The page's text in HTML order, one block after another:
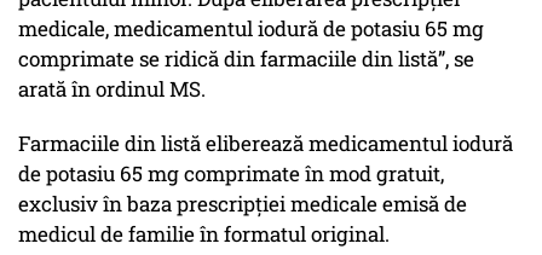
medicale, medicamentul iodură de potasiu 65 mg
comprimate se ridică din farmaciile din listă”, se
arată în ordinul MS.
Farmaciile din listă eliberează medicamentul iodură
de potasiu 65 mg comprimate în mod gratuit,
exclusiv în baza prescripției medicale emisă de
medicul de familie în formatul original.